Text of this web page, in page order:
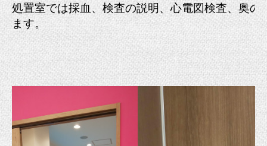
処置室では採血、検査の説明、心電図検査、奥
ます。